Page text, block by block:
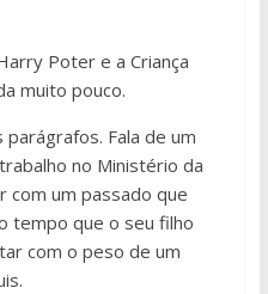
Poter e a Criança
muito pouco.
Fala de um
no Ministério da
com um passado que
tempo que o seu filho
com o peso de um